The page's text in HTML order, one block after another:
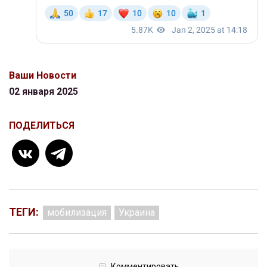
Ваши Новости
02 января 2025
ПОДЕЛИТЬСЯ
ТЕГИ: мобилизация Украина